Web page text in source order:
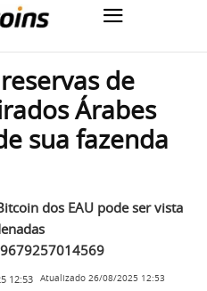
de
Árabes
sua fazenda
dos EAU pode ser vista
12:53 Atualizado 26/08/2025 12:53